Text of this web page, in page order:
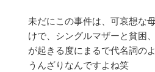
未だにこの事件は、可哀想な
けで、シングルマザーと貧困
が起きる度にまるで代名詞の
うんざりなんですよね笑